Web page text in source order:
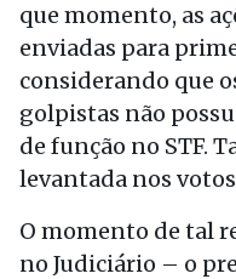
que momento, as
enviadas para
considerando que
golpistas não
de função no STF.
levantada nos
O momento de tal
no Judiciário – o